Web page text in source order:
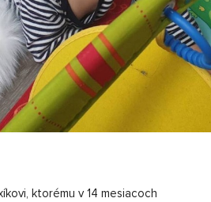
ktorému v 14 mesiacoch